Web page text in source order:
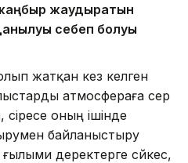
жаудыратын
себеп болуы
жатқан кез келген
атмосфераға әсер
оның ішінде
байланыстыру
ғылыми деректерге сәйкес,